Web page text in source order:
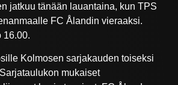
jatkuu tänään lauantaina, kun TPS
FC Ålandin vieraaksi.
16.00.
Kolmosen sarjakauden toiseksi
mukaiset